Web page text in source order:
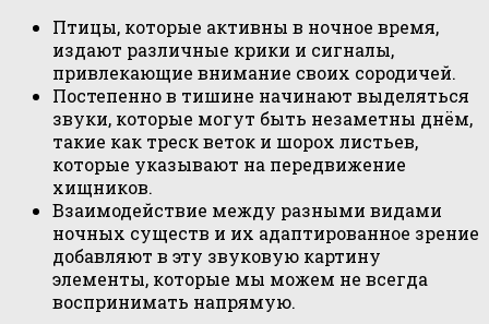
Птицы, которые активны в ночное время,
издают различные крики и сигналы,
привлекающие внимание своих сородичей.
Постепенно в тишине начинают выделяться
звуки, которые могут быть незаметны днём,
такие как треск веток и шорох листьев,
которые указывают на передвижение
хищников.
Взаимодействие между разными видами
ночных существ и их адаптированное зрение
добавляют в эту звуковую картину
элементы, которые мы можем не всегда
воспринимать напрямую.